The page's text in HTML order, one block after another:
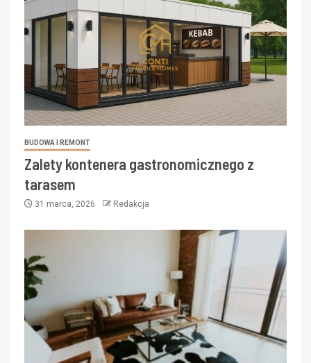
BUDOWA I REMONT
Zalety kontenera gastronomicznego z
tarasem
31 marca, 2026 Redakcja